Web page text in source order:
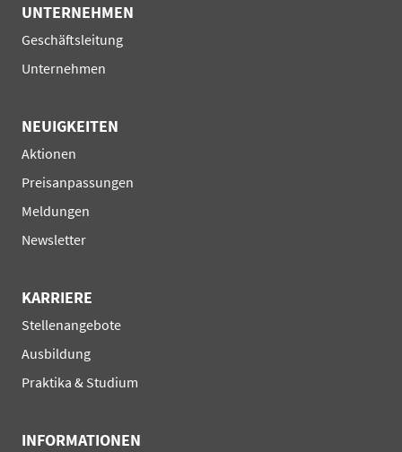
UNTERNEHMEN
Navigation
Geschäftsleitung
Unternehmen
NEUIGKEITEN
Navigation
Aktionen
Preisanpassungen
Meldungen
Newsletter
KARRIERE
Navigation
überspringen
Stellenangebote
Ausbildung
Praktika & Studium
INFORMATIONEN